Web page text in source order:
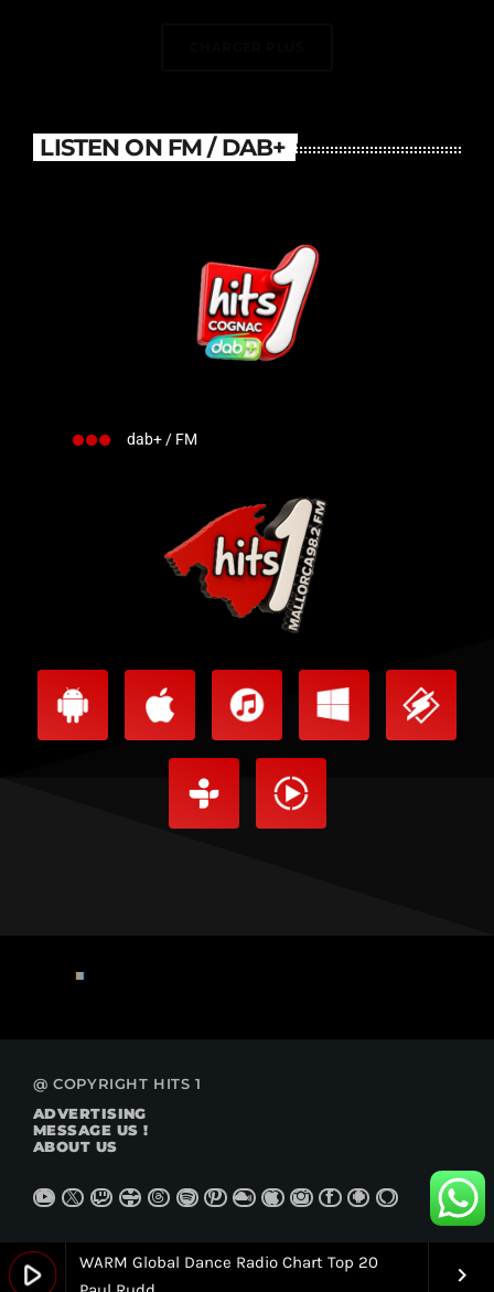
play_arrow
WARM Global Dance Radio Chart Top 20
keyboard_arrow_right
LISTEN ON FM / DAB+
dab+ / FM
@ COPYRIGHT HITS 1
ADVERTISING
MESSAGE US !
ABOUT US